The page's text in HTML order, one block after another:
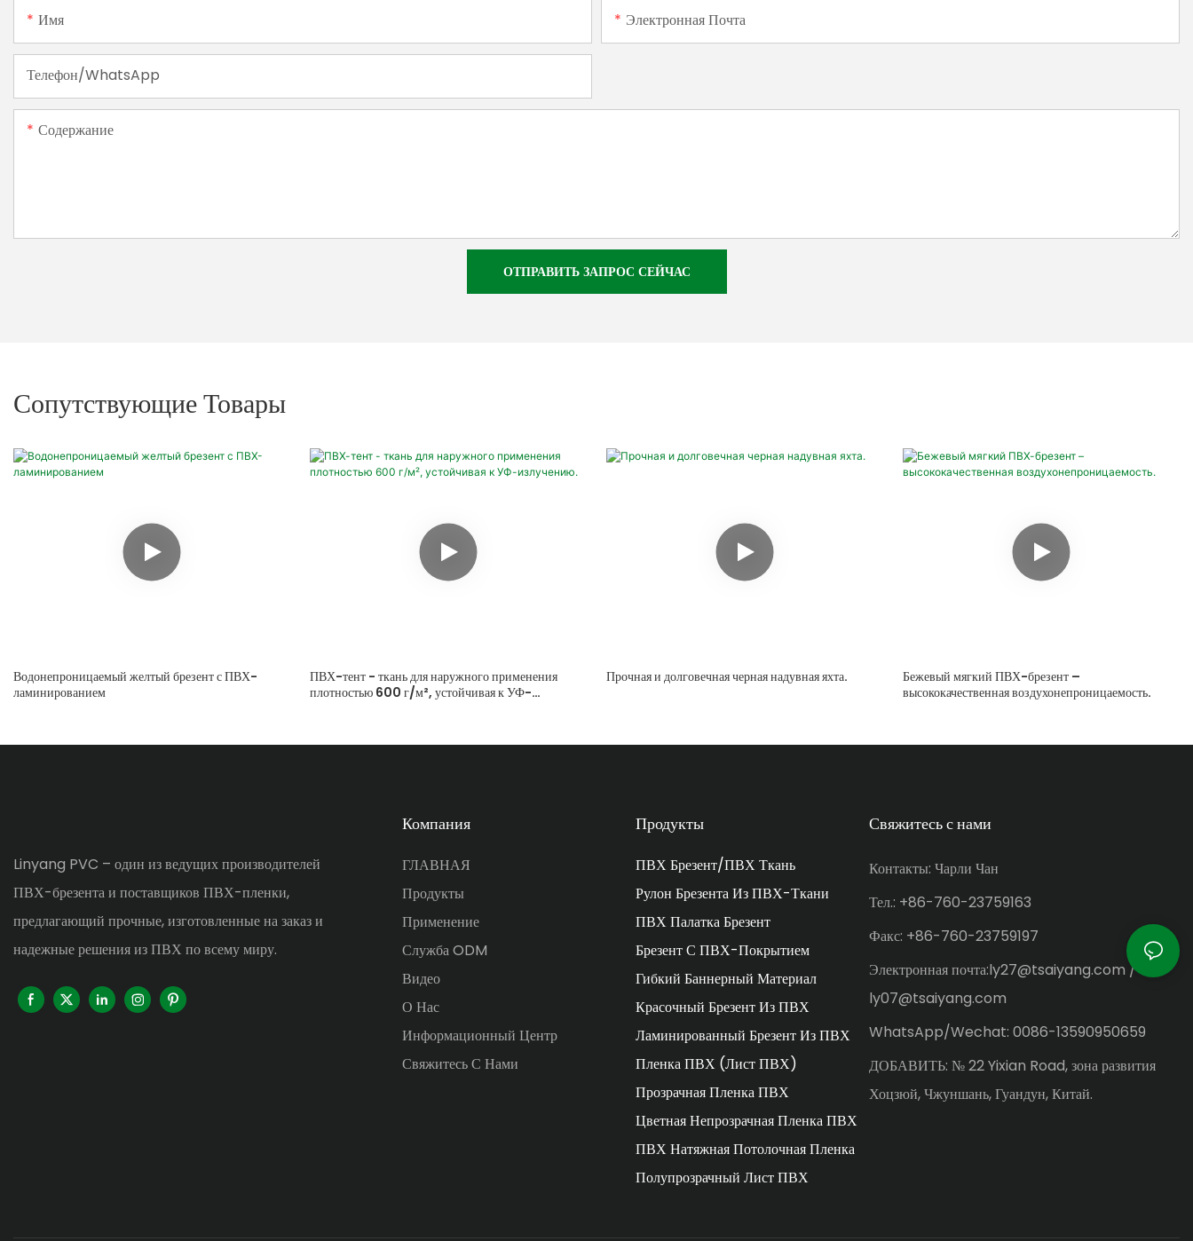
Имя Электронная Почта
Телефон/WhatsApp
Содержание
ОТПРАВИТЬ ЗАПРОС СЕЙЧАС
Сопутствующие Товары
Водонепроницаемый желтый брезент с ПВХ-
ламинированием
ПВХ-тент - ткань для наружного применения
плотностью 600 г/м², устойчивая к УФ-
Прочная и долговечная черная надувная яхта.
Бежевый мягкий ПВХ-брезент –
высококачественная воздухонепроницаемость.
Linyang PVC – один из ведущих производителей
ПВХ-брезента и поставщиков ПВХ-пленки,
предлагающий прочные, изготовленные на заказ и
надежные решения из ПВХ по всему миру.
Компания
ГЛАВНАЯ
Продукты
Применение
Служба ODM
Видео
О Нас
Информационный Центр
Свяжитесь С Нами
Продукты
ПВХ Брезент/ПВХ Ткань
Рулон Брезента Из ПВХ-Ткани
ПВХ Палатка Брезент
Брезент С ПВХ-Покрытием
Гибкий Баннерный Материал
Красочный Брезент Из ПВХ
Ламинированный Брезент Из ПВХ
Пленка ПВХ (Лист ПВХ)
Прозрачная Пленка ПВХ
Цветная Непрозрачная Пленка ПВХ
ПВХ Натяжная Потолочная Пленка
Полупрозрачный Лист ПВХ
Свяжитесь с нами
Контакты: Чарли Чан
Тел.: +86-760-23759163
Факс: +86-760-23759197
Электронная почта:ly27@tsaiyang.com /
ly07@tsaiyang.com
WhatsApp/Wechat: 0086-13590950659
ДОБАВИТЬ: № 22 Yixian Road, зона развития
Хоцзюй, Чжуншань, Гуандун, Китай.